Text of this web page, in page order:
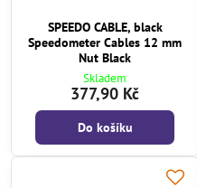
SPEEDO CABLE, black
Speedometer Cables 12 mm
Nut Black
Skladem
377,90 Kč
Do košíku